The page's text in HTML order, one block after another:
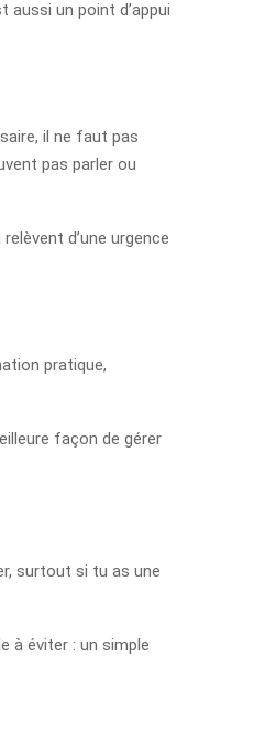
aussi un point d’appui
il ne faut pas
pas parler ou
d’une urgence
pratique,
façon de gérer
surtout si tu as une
à éviter : un simple